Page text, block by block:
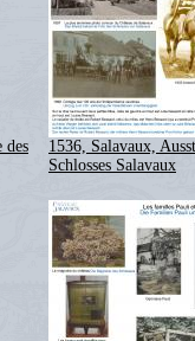
des
1536, Salavaux,
Schlosses Salavaux